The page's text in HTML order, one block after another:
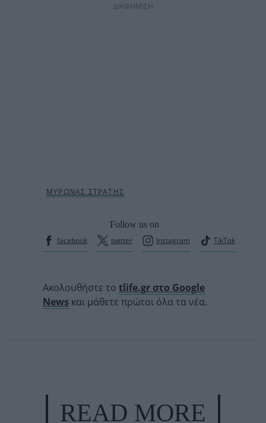
ΔΙΑΦΗΜΙΣΗ
Follow us on
facebook
twitter Instagram TikTok
Ακολουθήστε το tlife.gr στο Google
News και μάθετε πρώτοι όλα τα νέα.
READ MORE